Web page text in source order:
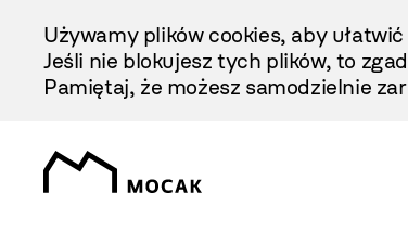
Treści
Używamy plików cookies, aby
Jeśli nie blokujesz tych plików, to
Pamiętaj, że możesz samodzielnie